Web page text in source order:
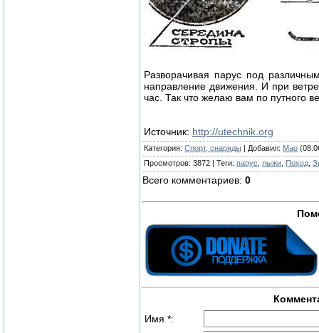
Разворачивая парус под
направление движения. И при
час. Так что желаю вам по путного
Источник: http://utechnik.org
Категория: Спорт, снаряды | Добавил: Mao
Просмотров: 3872 | Теги: парус лыжи Поход
Всего комментариев: 0
Имя *: